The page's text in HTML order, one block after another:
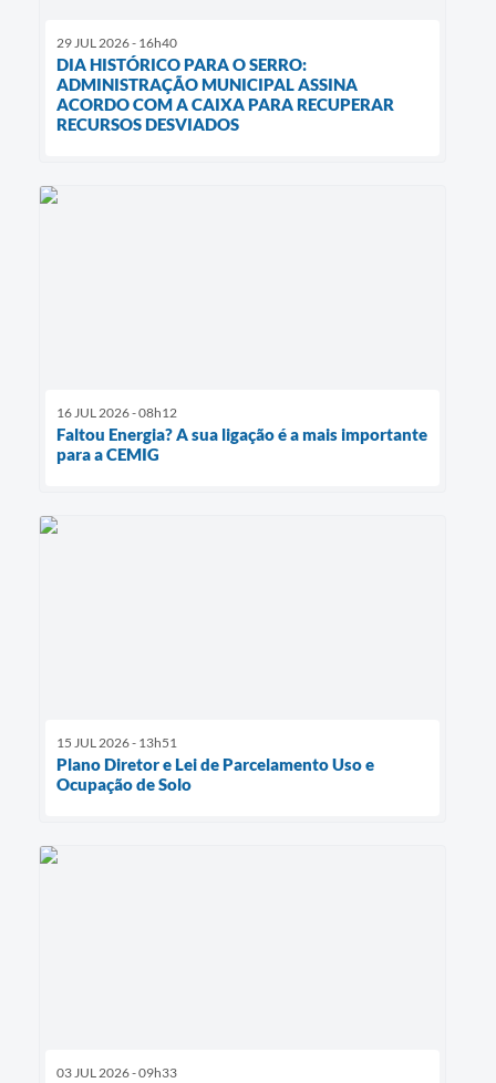
29 JUL 2026 - 16h40
DIA HISTÓRICO PARA O SERRO:
ADMINISTRAÇÃO MUNICIPAL ASSINA
ACORDO COM A CAIXA PARA RECUPERAR
RECURSOS DESVIADOS
16 JUL 2026 - 08h12
Faltou Energia? A sua ligação é a mais importante
para a CEMIG
15 JUL 2026 - 13h51
Plano Diretor e Lei de Parcelamento Uso e
Ocupação de Solo
03 JUL 2026 - 09h33